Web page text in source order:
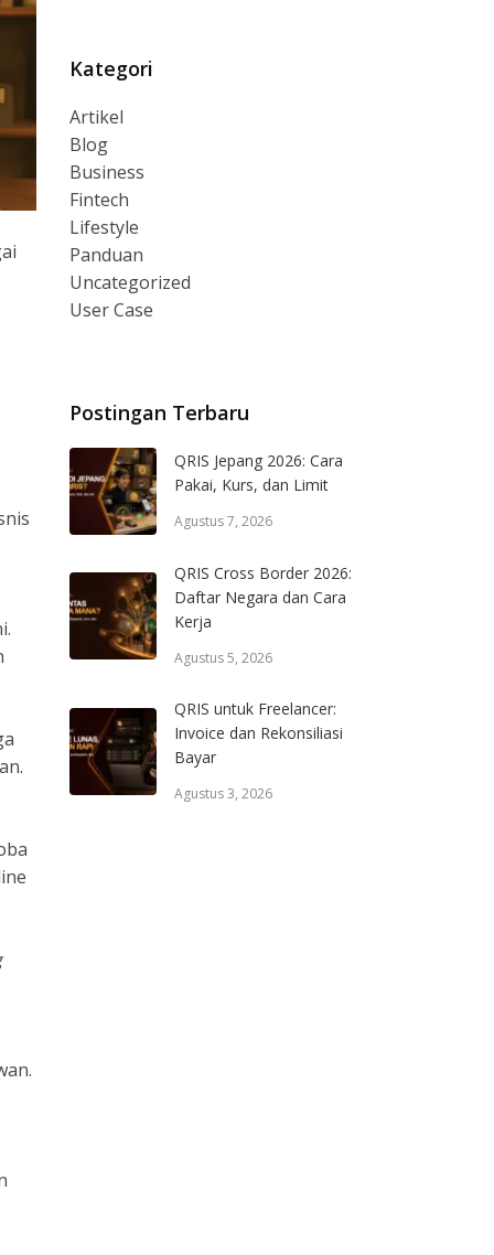
Kategori
Artikel
Blog
Business
Fintech
Lifestyle
Panduan
Uncategorized
User Case
Postingan Terbaru
QRIS Jepang 2026: Cara
Pakai, Kurs, dan Limit
Agustus 7, 2026
QRIS Cross Border 2026:
Daftar Negara dan Cara
Kerja
Agustus 5, 2026
QRIS untuk Freelancer:
Invoice dan Rekonsiliasi
Bayar
Agustus 3, 2026